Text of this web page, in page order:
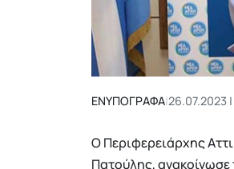
ΕΝΥΠΟΓΡΑΦΑ|26.07.2023
Ο Περιφερειάρχης
Πατούλης,